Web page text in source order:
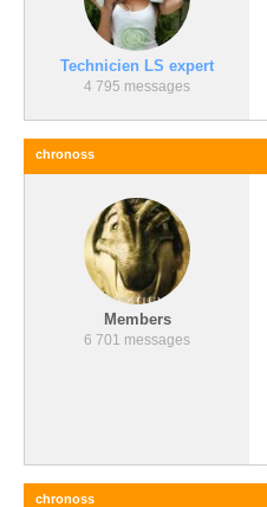
Technicien LS expert
4 795 messages
chronoss
Members
6 701 messages
chronoss